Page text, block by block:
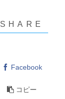
Facebook
コピー